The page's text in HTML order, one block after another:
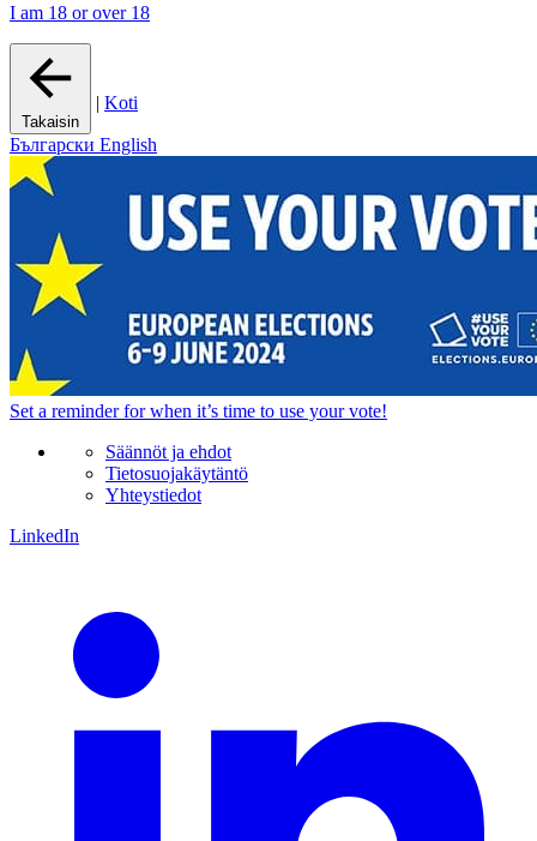
I am 18 or over 18
Takaisin
| Koti
Български English
Set a reminderfor when it’s time to use your vote!
Säännöt ja ehdot
Tietosuojakäytäntö
Yhteystiedot
LinkedIn